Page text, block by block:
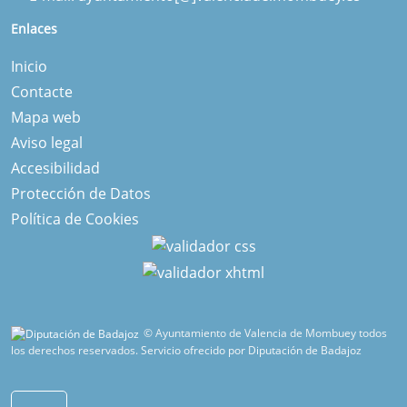
Enlaces
Inicio
Contacte
Mapa web
Aviso legal
Accesibilidad
Protección de Datos
Política de Cookies
© Ayuntamiento de Valencia de Mombuey todos
los derechos reservados.Servicio ofrecido por Diputación de Badajoz